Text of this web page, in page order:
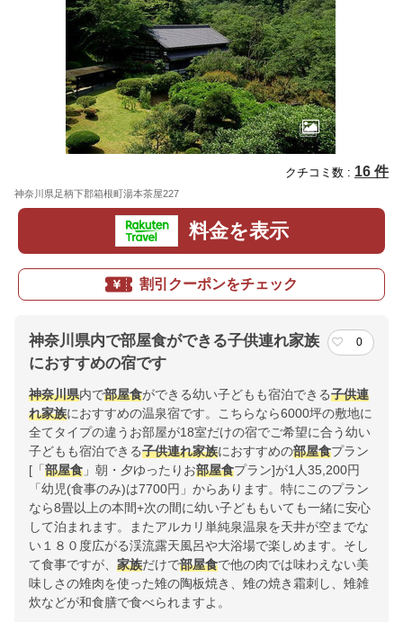
クチコミ数 : 16 件
神奈川県足柄下郡箱根町湯本茶屋227
料金を表示
割引クーポンをチェック
神奈川県内で部屋食ができる子供連れ家族
におすすめの宿です
0
神奈川県内で部屋食ができる幼い子どもも宿泊できる子供連
れ家族におすすめの温泉宿です。こちらなら6000坪の敷地に
全てタイプの違うお部屋が18室だけの宿でご希望に合う幼い
子どもも宿泊できる子供連れ家族におすすめの部屋食プラン
[「 部屋食 」朝・夕ゆったりお部屋食プラン]が1人35,200円
「幼児(食事のみ)は7700円」からあります。特にこのプラン
なら8畳以上の本間+次の間に幼い子どももいても一緒に安心
して泊まれます。またアルカリ単純泉温泉を天井が空までな
い１８０度広がる渓流露天風呂や大浴場で楽しめます。そし
て食事ですが、 家族だけで部屋食で他の肉では味わえない美
味しさの雉肉を使った雉の陶板焼き、雉の焼き霜刺し、雉雑
炊などが和食膳で食べられますよ。